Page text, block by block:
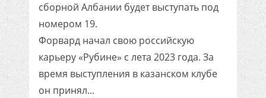
сборной Албании будет выступать под
номером 19.
Форвард начал свою российскую
карьеру «Рубине» с лета 2023 года. За
время выступления в казанском клубе
он принял...